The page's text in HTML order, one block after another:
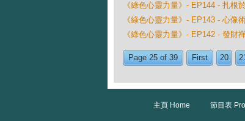
《綠色心靈力量》- EP144 - 扎根
《綠色心靈力量》- EP143 - 心像
《綠色心靈力量》- EP142 - 發財
Page 25 of 39 First 20
主頁 Home 節目表